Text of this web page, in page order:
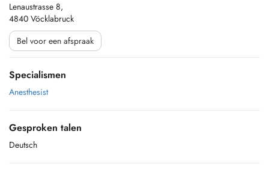
Lenaustrasse 8,
4840 Vöcklabruck
Bel voor een afspraak
Specialismen
Anesthesist
Gesproken talen
Deutsch